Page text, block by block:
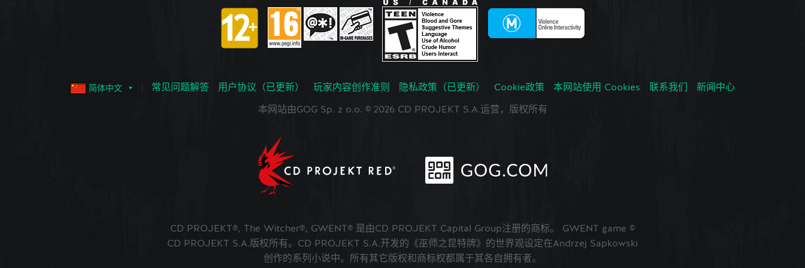
简体中文 常见问题解答 用户协议（已更新） 玩家内容创作准则 隐私政策（已更新） Cookie政策 本网站使用 Cookies 联系我们 新闻中心
本网站由GOG Sp. z o.o. © 2026 CD PROJEKT S.A.运营，版权所有
CD PROJEKT®, The Witcher®, GWENT® 是由CD PROJEKT Capital Group注册的商标。 GWENT game ©
CD PROJEKT S.A.版权所有。CD PROJEKT S.A.开发的《巫师之昆特牌》的世界观设定在Andrzej Sapkowski
创作的系列小说中。所有其它版权和商标权都属于其各自拥有者。